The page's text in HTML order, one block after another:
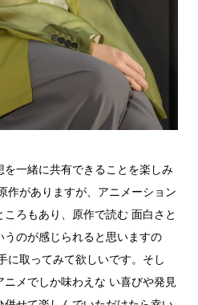
を一緒に共有できることを楽しみ
作がありますが、アニメーション
ろもあり、原作で読む 面白さと
のが感じられると思いますの
に取ってみて欲しいです。そし
メでしか味わえな い喜びや発見